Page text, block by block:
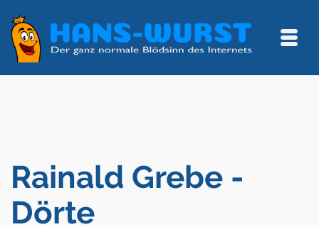
Rainald Grebe -
Dörte